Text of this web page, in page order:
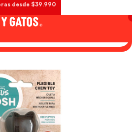
desde $39.990